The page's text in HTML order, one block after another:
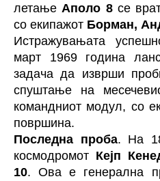
летањеАполо 8 се
со екипажот Борман,
Истражувањата
март 1969 година
задача да изврши
спуштање на
командниот модул, со
површина.
Последна проба. На
космодромот Кејп
10. Ова е генерална